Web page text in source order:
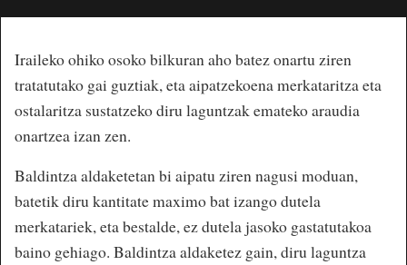
Iraileko ohiko osoko bilkuran aho batez onartu ziren
tratatutako gai guztiak, eta aipatzekoena merkataritza eta
ostalaritza sustatzeko diru laguntzak emateko araudia
onartzea izan zen.
Baldintza aldaketetan bi aipatu ziren nagusi moduan,
batetik diru kantitate maximo bat izango dutela
merkatariek, eta bestalde, ez dutela jasoko gastatutakoa
baino gehiago. Baldintza aldaketez gain, diru laguntza